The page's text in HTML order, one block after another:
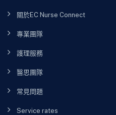
關於EC Nurse Connect
專業團隊
護理服務
醫思團隊
常見問題
Service rates